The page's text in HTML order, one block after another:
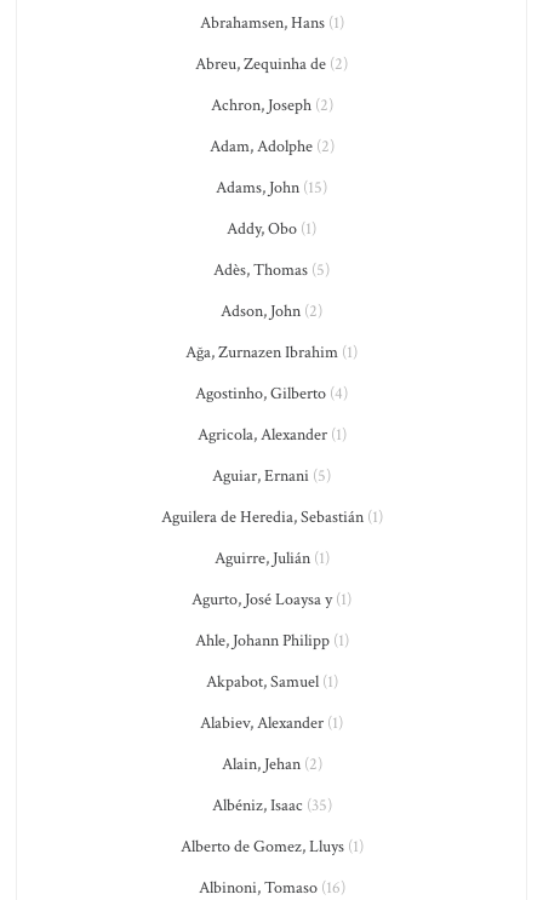
Abrahamsen, Hans(1)
Abreu, Zequinha de (2)
Achron, Joseph(2)
Adam, Adolphe(2)
Adams, John (15)
Addy, Obo (1)
Adès, Thomas (5)
Adson, John (2)
Ağa, Zurnazen Ibrahim (1)
Agostinho, Gilberto (4)
Agricola, Alexander(1)
Aguiar, Ernani (5)
Aguilera de Heredia, Sebastián(1)
Aguirre, Julián(1)
Agurto, José Loaysa y(1)
Ahle, Johann Philipp(1)
Akpabot, Samuel(1)
Alabiev, Alexander (1)
Alain, Jehan(2)
Albéniz, Isaac (35)
Alberto de Gomez, Lluys(1)
Albinoni, Tomaso(16)